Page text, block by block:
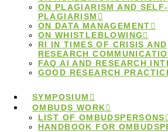
ON PLAGIARISM AND SELF-
PLAGIARISM
ON DATA MANAGEMENT
ON WHISTLEBLOWING
RI IN TIMES OF CRISIS AND
RESEARCH
FAQ AI AND RESEARCH
GOOD RESEARCH
SYMPOSIUM
OMBUDS WORK
LIST OF OMBUDSPERSONS
HANDBOOK FOR
auf
im